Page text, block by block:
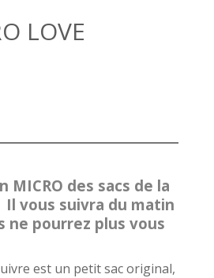
LOVE
MICRO des sacs de la
Il vous suivra du matin
ne pourrez plus vous
est un petit sac original,